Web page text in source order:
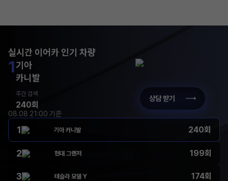
실시간 이어카 인기 차량
1기아
카니발
주간 검색
240회
상담 받기
08.08 21:00 기준
1 기아 카니발 240회
2 현대 그랜저 199회
3 테슬라 모델 Y 174회